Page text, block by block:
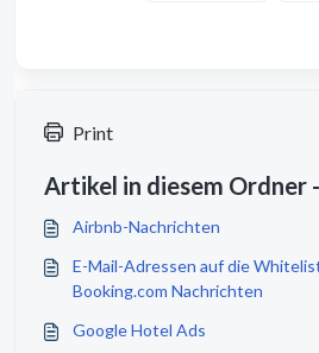
Print
Artikel in diesem Ordner -
Airbnb-Nachrichten
E-Mail-Adressen auf die
Booking.com Nachrichten
Google Hotel Ads